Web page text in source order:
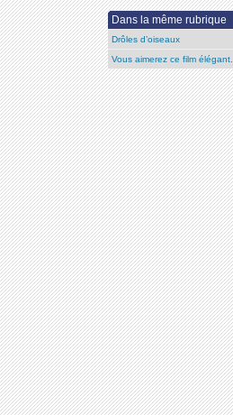
Dans la même rubrique
Drôles d’oiseaux
Vous aimerez ce film élégant.